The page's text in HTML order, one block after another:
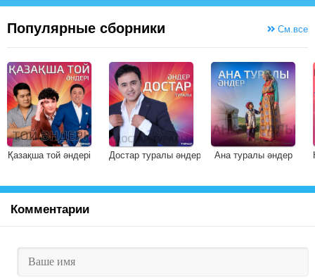
Популярные сборники См.все
Қазақша той әндері Достар туралы әндер Ана туралы әндер
Комментарии